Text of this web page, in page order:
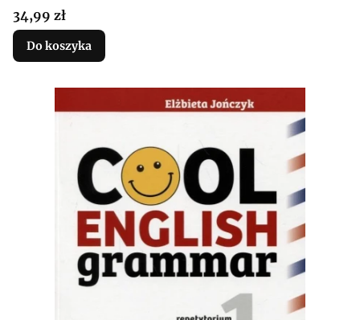
Cena
34,99 zł
Do koszyka